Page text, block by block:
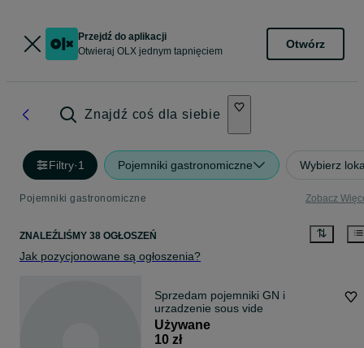
Przejdź do aplikacji
Otwieraj OLX jednym tapnięciem
Otwórz
Znajdź coś dla siebie
Filtry·1 Pojemniki gastronomiczne Wybierz
Pojemniki gastronomiczne Zobacz
ZNALEŹLIŚMY 38 OGŁOSZEŃ
Jak pozycjonowane są ogłoszenia?
Sprzedam pojemniki GN i
urzadzenie sous vide
Używane
10 zł